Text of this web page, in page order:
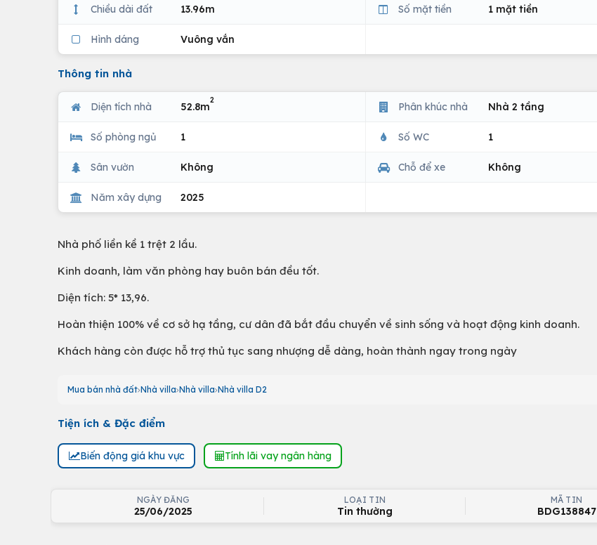
Chiều dài đất 13.96m Số mặt tiền 1 mặt tiền
Hình dáng Vuông vắn
Thông tin nhà
Diện tích nhà 52.8m
2
Phân khúc nhà Nhà 2 tầng
Số phòng ngủ 1 Số WC 1
Sân vườn Không Chỗ để xe Không
Năm xây dựng 2025
Nhà phố liền kề 1 trệt 2 lầu.
Kinh doanh, làm văn phòng hay buôn bán đều tốt.
Diện tích: 5* 13,96.
Hoàn thiện 100% về cơ sở hạ tầng, cư dân đã bắt đầu chuyển về sinh sống và hoạt động kinh doanh.
Khách hàng còn được hỗ trợ thủ tục sang nhượng dễ dàng, hoàn thành ngay trong ngày
Mua bán nhà đất Nhà villa Nhà villa Nhà villa D2
Tiện ích & Đặc điểm
Biến động giá khu vực Tính lãi vay ngân hàng
NGÀY ĐĂNG
25/06/2025
LOẠI TIN
Tin thường
MÃ TIN
BDG138847